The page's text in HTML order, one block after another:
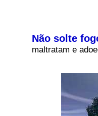
Não solte
maltratam e